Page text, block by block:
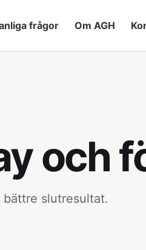
frågor Om AGH
och
slutresultat.